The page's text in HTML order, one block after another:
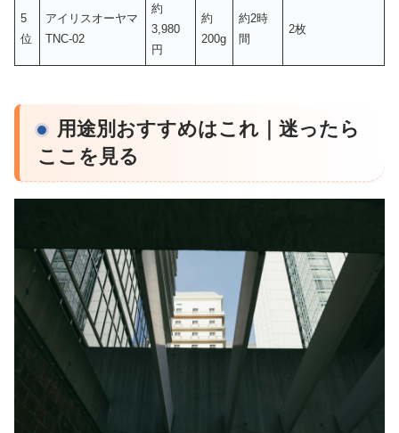
5
位
アイリスオーヤマ
TNC-02
約
3,980
円
約
200g
約2時
間
2枚
用途別おすすめはこれ｜迷ったら
ここを見る